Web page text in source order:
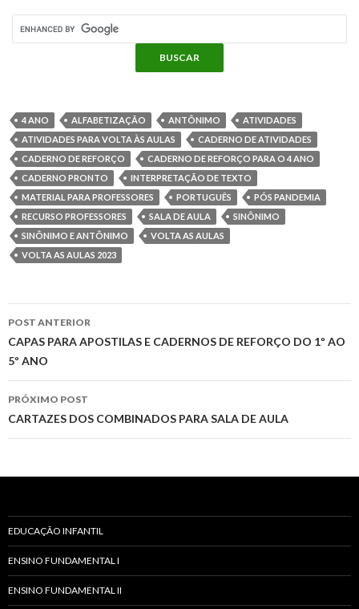
b
o
k
t
r
r
e
s
t
A
p
p
g
e
r
p
r
t
i
l
a
4 ANO ALFABETIZAÇÃO ANTÔNIMO
ATIVIDADES
ATIVIDADES PARA VOLTA ÀS AULAS
CADERNO DE ATIVIDADES
CADERNO DE REFORÇO
CADERNO DE REFORÇO PARA O 4 ANO
CADERNO PRONTO
INTERPRETAÇÃO DE TEXTO
MATERIAL PARA PROFESSORES
PORTUGUÊS
PÓS PANDEMIA
RECURSO PROFESSORES
SALA DE AULA
SINÔNIMO
SINÔNIMO E ANTÔNIMO
VOLTA AS AULAS
VOLTA AS AULAS 2023
Navegação
do
post
POST ANTERIOR
CAPAS PARA APOSTILAS E CADERNOS DE REFORÇO DO 1º AO
5º ANO
PRÓXIMO POST
CARTAZES DOS COMBINADOS PARA SALA DE AULA
EDUCAÇÃO INFANTIL
ENSINO FUNDAMENTAL I
ENSINO FUNDAMENTAL II